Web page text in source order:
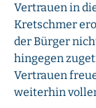
Vertrauen in
Kretschmer
der Bürger
hingegen
Vertrauen
weiterhin